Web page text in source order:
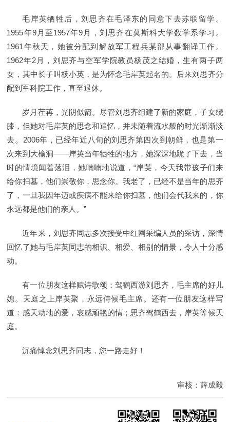
毛岸英牺牲后，刘思齐在毛泽东的同意下去苏联留学。
1955年9月至1957年9月，刘思齐在莫斯科大学数学系学习。
1961年秋天，她被分配到解放军工程兵某部从事翻译工作。
1962年2月，刘思齐与空军学院教员杨茂之结婚，生有两子两
女，其中长子叫杨小英，是为怀念毛岸英起名的。后来刘思齐分
配到军科院工作，直至退休。
岁月荏苒，光阴似箭。尽管刘思齐组建了新的家庭，子女绕
膝，但她对毛岸英的思念和追忆，并未随着流水般的时光渐渐淡
去。2006年，已经年近八旬的刘思齐第四次到朝鲜，也是第一
次来到大榆洞——岸英当年牺牲的地方，她深深地跪了下去，当
时的情境闻着落泪，她喃喃地说道，“岸英，今天我带孩子们来
给你扫墓，他们崇敬你，思念你。我老了，已经不是当年的思齐
了，一旦我因年迈或疾病不能来给你扫墓，他们会代我来的，你
永远都是他们的亲人。”
近年来，刘思齐同志多次接受中红网采编人员的采访，深情
回忆了她与毛岸英同志的相识、相爱、相别的情景，令人十分感
动。
有一位朋友这样赋诗歌颂：驾鹤西游刘思齐，毛主席的好儿
媳。天庭之上岸英聚，永远侍候毛主席。还有一位朋友这样写
道：感天动地的爱，哀感顽艳的情；思齐驾鹤西去，岸英等候天
庭。
沉痛悼念刘思齐同志，您一路走好！
审核：薛成毅